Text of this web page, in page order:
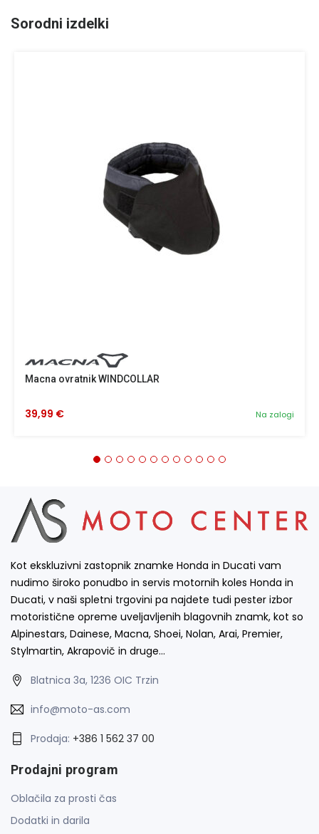
Sorodni izdelki
Macna ovratnik WINDCOLLAR
Na zalogi
39,99 €
Kot ekskluzivni zastopnik znamke Honda in Ducati vam
nudimo široko ponudbo in servis motornih koles Honda in
Ducati, v naši spletni trgovini pa najdete tudi pester izbor
motoristične opreme uveljavljenih blagovnih znamk, kot so
Alpinestars, Dainese, Macna, Shoei, Nolan, Arai, Premier,
Stylmartin, Akrapovič in druge…
Blatnica 3a, 1236 OIC Trzin
info@moto-as.com
Prodaja: +386 1 562 37 00
Prodajni program
Oblačila za prosti čas
Dodatki in darila